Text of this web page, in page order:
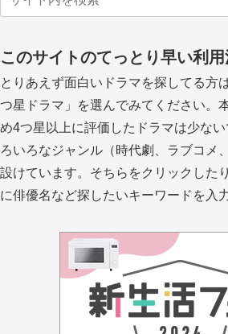
このサイトのてっとり早い利
とりあえず面白いドラマを探してる方
つ星ドラマ」を選んでみてください。
め4つ星以上に評価したドラマは少な
ろいろなジャンル（時代劇、ラブコメ
設けています。そちらをクリックした
に俳優名など探したいキーワードを入